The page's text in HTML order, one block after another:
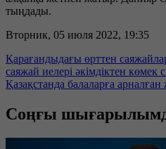
тыңдады.
Вторник, 05 июля 2022, 19:35
Қарағандыдағы өрттен
саяжай иелері әкімдіктен көмек
Қазақстанда балаларға
Соңғы